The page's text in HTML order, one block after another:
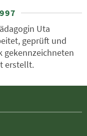
Uta
geprüft und
gekennzeichneten
erstellt.